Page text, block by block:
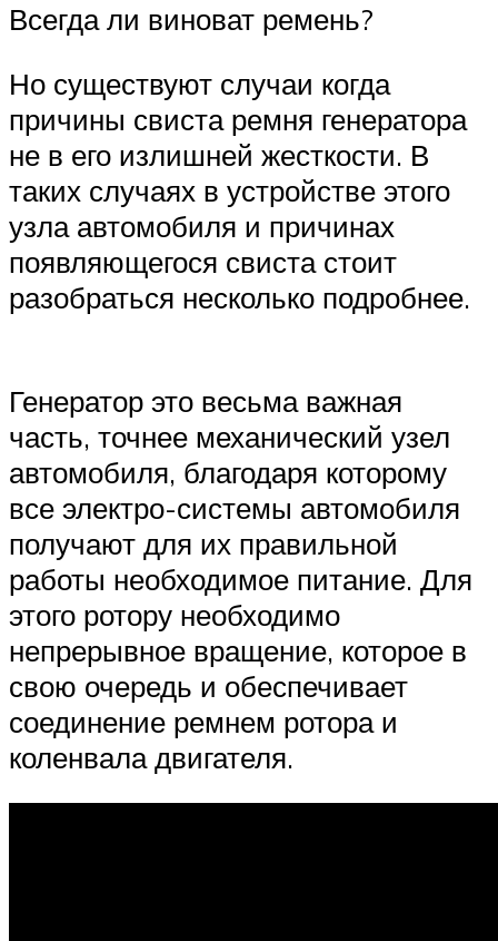
Всегда ли виноват ремень?
Но существуют случаи когда
причины свиста ремня генератора
не в его излишней жесткости. В
таких случаях в устройстве этого
узла автомобиля и причинах
появляющегося свиста стоит
разобраться несколько подробнее.
Генератор это весьма важная
часть, точнее механический узел
автомобиля, благодаря которому
все электро-системы автомобиля
получают для их правильной
работы необходимое питание. Для
этого ротору необходимо
непрерывное вращение, которое в
свою очередь и обеспечивает
соединение ремнем ротора и
коленвала двигателя.